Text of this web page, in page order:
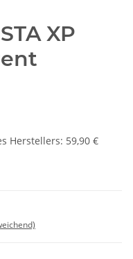
XP
Herstellers: 59,90 €